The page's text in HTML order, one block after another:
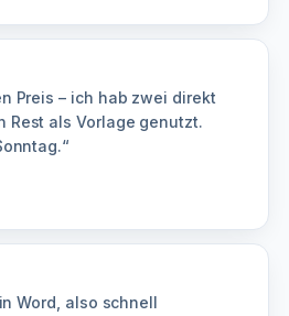
Preis – ich hab zwei direkt
Rest als Vorlage genutzt.
Word, also schnell